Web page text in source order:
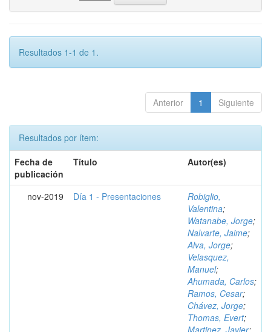
Resultados 1-1 de 1.
Anterior 1 Siguiente
Resultados por ítem:
Fecha de
publicación
Título Autor(es)
nov-2019 Día 1 - Presentaciones
Robiglio,
Valentina;
Watanabe, Jorge;
Nalvarte, Jaime;
Alva, Jorge;
Velasquez,
Manuel;
Ahumada, Carlos;
Ramos, Cesar;
Chávez, Jorge;
Thomas, Evert;
Martinez, Javier;